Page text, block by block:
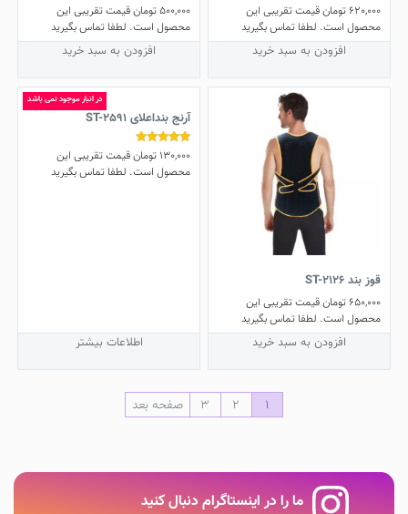
620,000 تومانقیمت تقریبی این
محصول است. لطفا تماس بگیرید
افزودن به سبد خرید
500,000تومانقیمت تقریبی این
محصول است. لطفا تماس بگیرید
افزودن به سبد خرید
قوز بند ST-2126
650,000 تومانقیمت تقریبی این
محصول است. لطفا تماس بگیرید
افزودن به سبد خرید
در انبار موجود نمی باشد
آرنج بنداعلای ST-2591
نمره
5.00
از 5
130,000 تومانقیمت تقریبی این
محصول است. لطفا تماس بگیرید
اطلاعات بیشتر
1
2
3 صفحه بعد
ما را در اینستاگرام دنبال کنید